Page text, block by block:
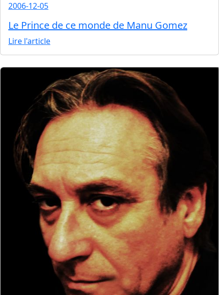
2006-12-05
Le Prince de ce monde de Manu Gomez
Lire l'article